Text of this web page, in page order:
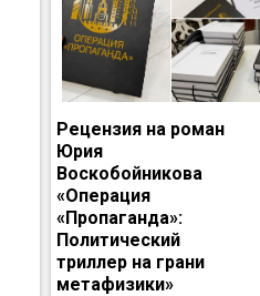
Рецензия на роман
Юрия
Воскобойникова
«Операция
«Пропаганда»:
Политический
триллер на грани
метафизики»